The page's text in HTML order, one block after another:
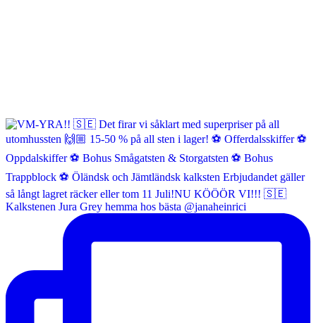
Kalkstenen Jura Grey hemma hos bästa @janaheinrici